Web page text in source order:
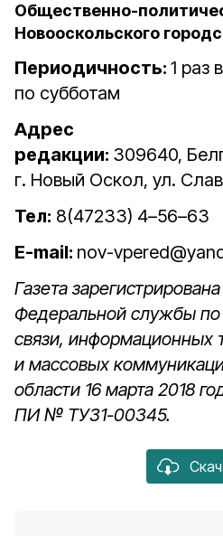
Общественно-
Новооскольского
Периодичность: 1 раз
по субботам
Адрес
редакции: 309640,
г. Новый Оскол, ул.
Тел: 8(47233) 4–56–63
E-mail: nov-
Газета
Федеральной службы по
связи, информационных
и массовых
области 16 марта 2018
ПИ № ТУ31-00345.